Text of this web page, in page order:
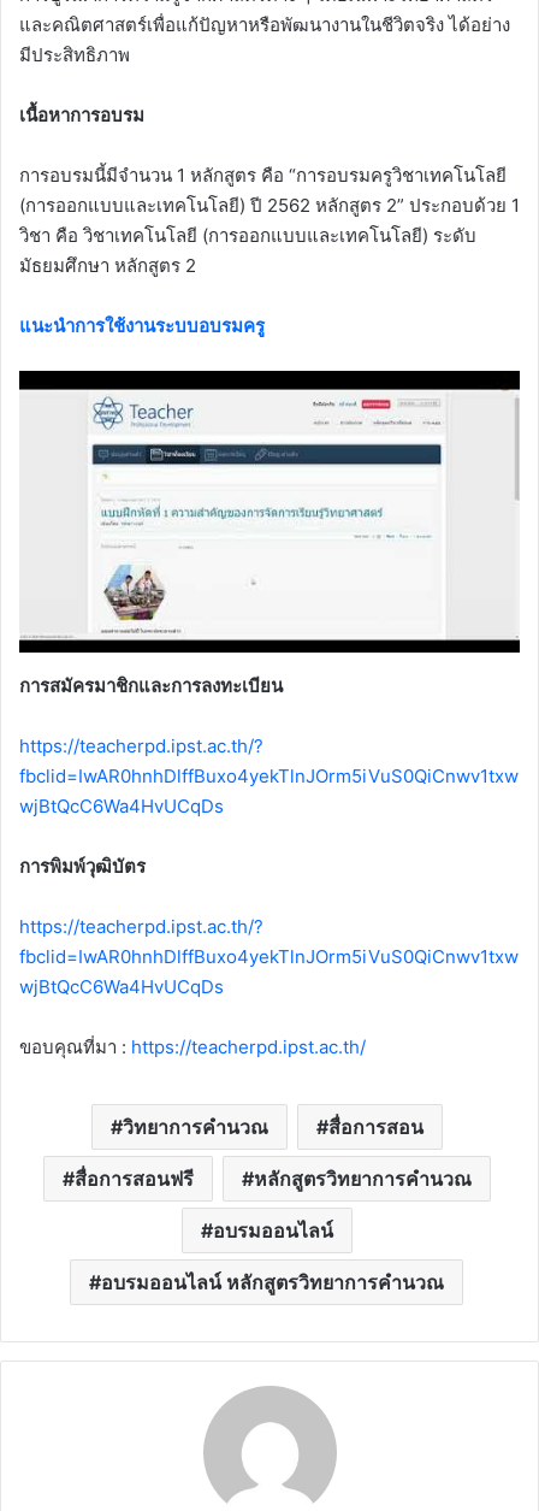
และคณิตศาสตร์เพื่อแก้ปัญหาหรือพัฒนางานในชีวิตจริง ได้อย่าง
มีประสิทธิภาพ
เนื้อหาการอบรม
การอบรมนี้มีจำนวน 1 หลักสูตร คือ “การอบรมครูวิชาเทคโนโลยี
(การออกแบบและเทคโนโลยี) ปี 2562 หลักสูตร 2” ประกอบด้วย 1
วิชา คือ วิชาเทคโนโลยี (การออกแบบและเทคโนโลยี) ระดับ
มัธยมศึกษา หลักสูตร 2
แนะนำการใช้งานระบบอบรมครู
การสมัครมาชิกและการลงทะเบียน
https://teacherpd.ipst.ac.th/?
fbclid=IwAR0hnhDlffBuxo4yekTlnJOrm5iVuS0QiCnwv1txw
wjBtQcC6Wa4HvUCqDs
การพิมพ์วุฒิบัตร
https://teacherpd.ipst.ac.th/?
fbclid=IwAR0hnhDlffBuxo4yekTlnJOrm5iVuS0QiCnwv1txw
wjBtQcC6Wa4HvUCqDs
ขอบคุณที่มา : https://teacherpd.ipst.ac.th/
วิทยาการคำนวณ สื่อการสอน
สื่อการสอนฟรี หลักสูตรวิทยาการคำนวณ
อบรมออนไลน์
อบรมออนไลน์ หลักสูตรวิทยาการคำนวณ